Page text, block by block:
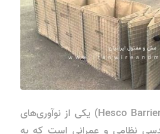
استحکامات هسکو (Hesco Barriers) یکی از نوآوری‌های
نظامی و عمرانی است که به